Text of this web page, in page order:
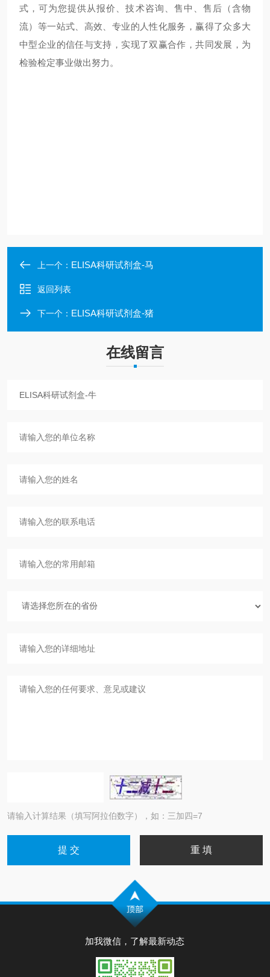
式，可为您提供从报价、技术咨询、售中、售后（含物
流）等一站式、高效、专业的人性化服务，赢得了众多大
中型企业的信任与支持，实现了双赢合作，共同发展，为
检验检定事业做出努力。
上一个： ELISA科研试剂盒-马
返回列表
下一个： ELISA科研试剂盒-猪
在线留言
请输入计算结果（填写阿拉伯数字），如：三加四=7
加我微信，了解最新动态